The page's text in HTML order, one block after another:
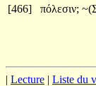
[466]
πόλεσιν;
| Lecture | Liste du